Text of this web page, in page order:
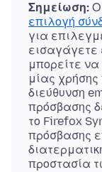
Σημείωση: Ο
επιλογή
για
εισαγάγετε
μπορείτε να
μίας
διεύθυνση
πρόσβασης
το Firefox
πρόσβασης
προστασία